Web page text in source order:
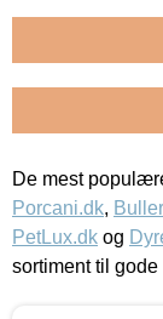
De mest
Porcani.dk,
PetLux.dk og
sortiment til gode